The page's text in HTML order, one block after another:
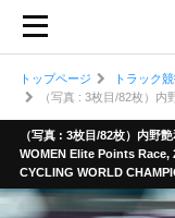
トップページ トラック
（写真 : 3枚目/82枚）
（写真 : 3枚目/82枚）内野
WOMEN Elite Points Race,
CYCLING WORLD